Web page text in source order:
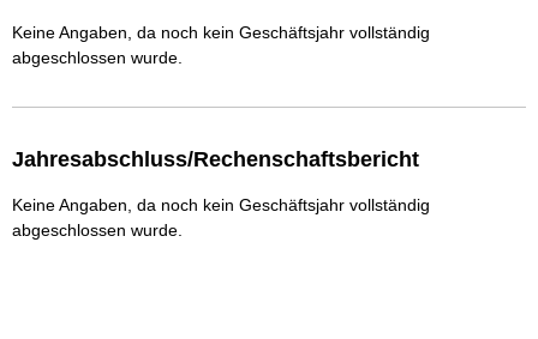
Keine Angaben, da noch kein Geschäftsjahr vollständig
abgeschlossen wurde.
Jahresabschluss/Rechenschaftsbericht
Keine Angaben, da noch kein Geschäftsjahr vollständig
abgeschlossen wurde.